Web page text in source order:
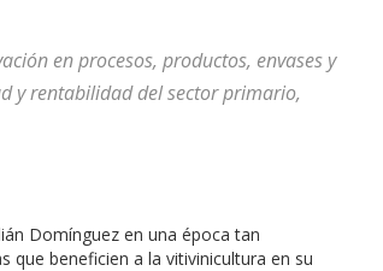
en procesos, productos, envases y
y rentabilidad del sector primario,
Domínguez en una época tan
que beneficien a la vitivinicultura en su